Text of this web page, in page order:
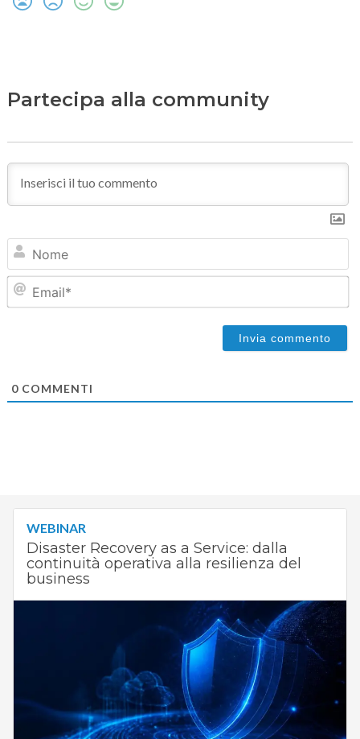
Partecipa alla community
0COMMENTI
WEBINAR
Disaster Recovery as a Service: dalla
continuità operativa alla resilienza del
business